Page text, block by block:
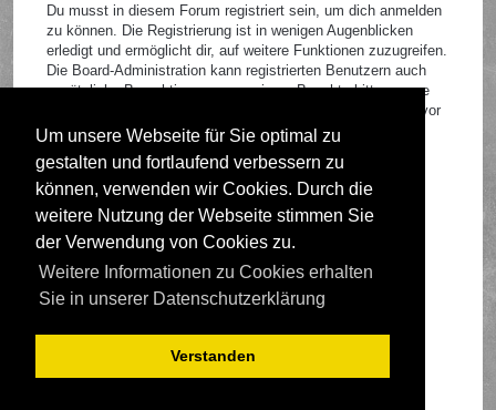
Um unsere Webseite für Sie optimal zu
gestalten und fortlaufend verbessern zu
können, verwenden wir Cookies. Durch die
weitere Nutzung der Webseite stimmen Sie
der Verwendung von Cookies zu.
Weitere Informationen zu Cookies erhalten
Sie in unserer Datenschutzerklärung
Verstanden
Du musst in diesem Forum registriert sein, um dich anmelden
zu können. Die Registrierung ist in wenigen Augenblicken
erledigt und ermöglicht dir, auf weitere Funktionen zuzugreifen.
Die Board-Administration kann registrierten Benutzern auch
zusätzliche Berechtigungen zuweisen. Beachte bitte unsere
Nutzungsbedingungen und die verwandten Regelungen, bevor
du dich registrierst. Bitte beachte auch die jeweiligen
Forenregeln, wenn du dich in diesem Board bewegst.
Nutzungsbedingungen|Datenschutzrichtlinie
Registrieren
Foren-Übersicht
Deutsche Übersetzung durchphpBB.de